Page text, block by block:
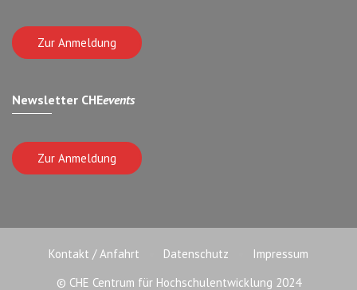
Zur Anmeldung
Newsletter CHEevents
Zur Anmeldung
Kontakt / Anfahrt Datenschutz
Impressum
© CHE Centrum für Hochschulentwicklung 2024